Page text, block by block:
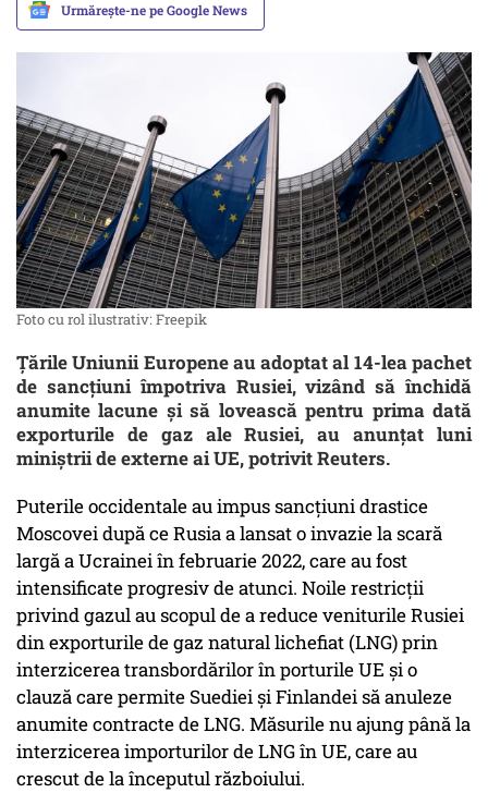
Urmărește-ne pe Google News
Foto cu rol ilustrativ: Freepik
Țările Uniunii Europene au adoptat al 14-lea pachet
de sancțiuni împotriva Rusiei, vizând să închidă
anumite lacune și să lovească pentru prima dată
exporturile de gaz ale Rusiei, au anunțat luni
miniștrii de externe ai UE, potrivit Reuters.
Puterile occidentale au impus sancțiuni drastice
Moscovei după ce Rusia a lansat o invazie la scară
largă a Ucrainei în februarie 2022, care au fost
intensificate progresiv de atunci. Noile restricții
privind gazul au scopul de a reduce veniturile Rusiei
din exporturile de gaz natural lichefiat (LNG) prin
interzicerea transbordărilor în porturile UE și o
clauză care permite Suediei și Finlandei să anuleze
anumite contracte de LNG. Măsurile nu ajung până la
interzicerea importurilor de LNG în UE, care au
crescut de la începutul războiului.